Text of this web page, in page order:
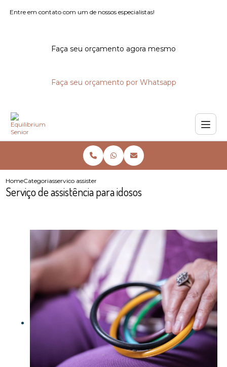
Entre em contato com um de nossos especialistas!
Faça seu orçamento agora mesmo
Faça seu orçamento por Whatsapp
HomeCategoriasservico assistencia idosos
Serviço de assistência para idosos